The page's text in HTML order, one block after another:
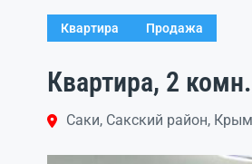
Квартира Продажа
Квартира, 2
Саки, Сакский район, Крым